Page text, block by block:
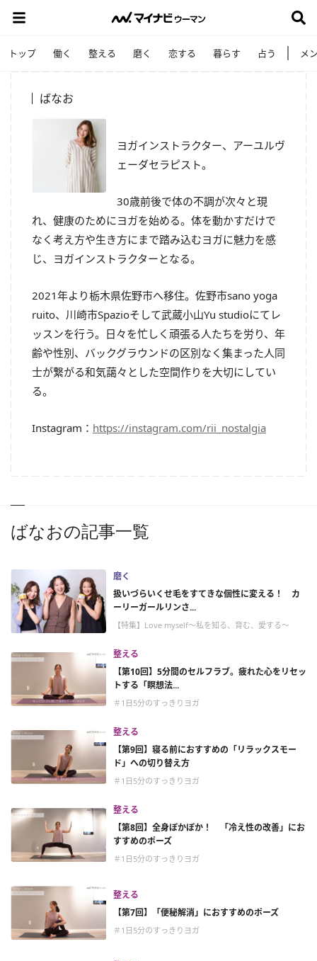
トップ 働く 整える 磨く 恋する 暮らす 占う メ
ばなお
ヨガインストラクター、アーユルヴ
ェーダセラピスト。
30歳前後で体の不調が次々と現
れ、健康のためにヨガを始める。体を動かすだけで
なく考え方や生き方にまで踏み込むヨガに魅力を感
じ、ヨガインストラクターとなる。
2021年より栃木県佐野市へ移住。佐野市sano yoga
ruito、川崎市Spazioそして武蔵小山Yu studioにてレ
ッスンを行う。日々を忙しく頑張る人たちを労り、年
齢や性別、バックグラウンドの区別なく集まった人同
士が繋がる和気藹々とした空間作りを大切にしてい
る。
Instagram： https://instagram.com/rii_nostalgia
ばなおの記事一覧
磨く
扱いづらいくせ毛をすてきな個性に変える！ カ
ーリーガールリンさ...
【特集】Love myself～私を知る、育む、愛する～
整える
【第10回】5分間のセルフラブ。疲れた心をリセッ
トする「瞑想法...
＃1日5分のすっきりヨガ
整える
【第9回】寝る前におすすめの「リラックスモー
ド」への切り替え方
＃1日5分のすっきりヨガ
整える
【第8回】全身ぽかぽか！ 「冷え性の改善」にお
すすめのポーズ
＃1日5分のすっきりヨガ
整える
【第7回】「便秘解消」におすすめのポーズ
＃1日5分のすっきりヨガ